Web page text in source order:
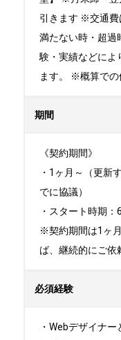
引きます ※交通
満たない時・超
験・実績などによ
ます。 ※概算での
期間
《契約期間》
・1ヶ月～（更新
でに協議）
・スタート時期：
※契約期間は1ヶ
ば、継続的にご依
必須経験
・Webデザイナ